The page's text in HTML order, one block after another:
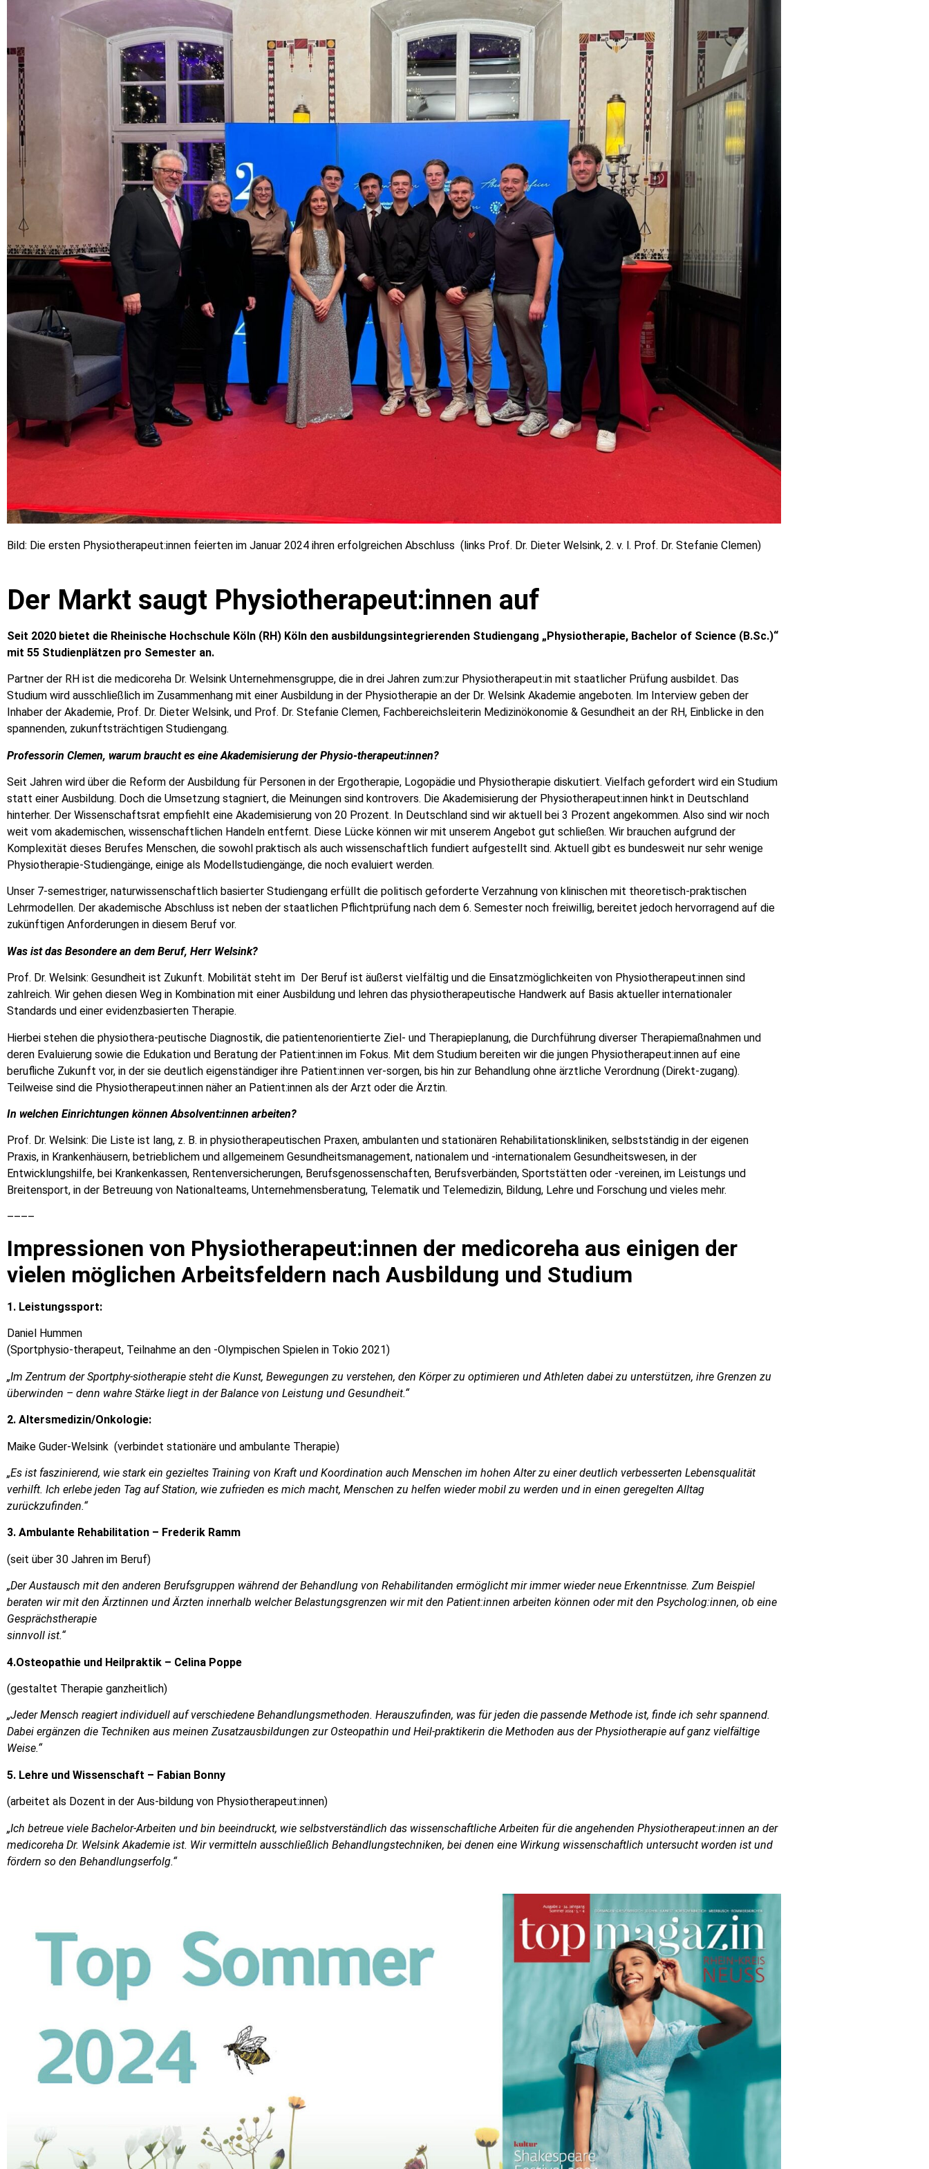
Bild: Die ersten Physiotherapeut:innen feierten im Januar 2024 ihren erfolgreichen Abschluss (links Prof. Dr. Dieter Welsink, 2. v. l. Prof. Dr. Stefanie Clemen)
Der Markt saugt Physiotherapeut:innen auf
Seit 2020 bietet die Rheinische Hochschule Köln (RH) Köln den ausbildungsintegrierenden Studiengang „Physiotherapie, Bachelor of Science (B.Sc.)“
mit 55 Studienplätzen pro Semester an.
Partner der RH ist die medicoreha Dr. Welsink Unternehmensgruppe, die in drei Jahren zum:zur Physiotherapeut:in mit staatlicher Prüfung ausbildet. Das
Studium wird ausschließlich im Zusammenhang mit einer Ausbildung in der Physiotherapie an der Dr. Welsink Akademie angeboten. Im Interview geben der
Inhaber der Akademie, Prof. Dr. Dieter Welsink, und Prof. Dr. Stefanie Clemen, Fachbereichsleiterin Medizinökonomie & Gesundheit an der RH, Einblicke in den
spannenden, zukunftsträchtigen Studiengang.
Professorin Clemen, warum braucht es eine Akademisierung der Physio-therapeut:innen?
Seit Jahren wird über die Reform der Ausbildung für Personen in der Ergotherapie, Logopädie und Physiotherapie diskutiert. Vielfach gefordert wird ein Studium
statt einer Ausbildung. Doch die Umsetzung stagniert, die Meinungen sind kontrovers. Die Akademisierung der Physiotherapeut:innen hinkt in Deutschland
hinterher. Der Wissenschaftsrat empfiehlt eine Akademisierung von 20 Prozent. In Deutschland sind wir aktuell bei 3 Prozent angekommen. Also sind wir noch
weit vom akademischen, wissenschaftlichen Handeln entfernt. Diese Lücke können wir mit unserem Angebot gut schließen. Wir brauchen aufgrund der
Komplexität dieses Berufes Menschen, die sowohl praktisch als auch wissenschaftlich fundiert aufgestellt sind. Aktuell gibt es bundesweit nur sehr wenige
Physiotherapie-Studiengänge, einige als Modellstudiengänge, die noch evaluiert werden.
Unser 7-semestriger, naturwissenschaftlich basierter Studiengang erfüllt die politisch geforderte Verzahnung von klinischen mit theoretisch-praktischen
Lehrmodellen. Der akademische Abschluss ist neben der staatlichen Pflichtprüfung nach dem 6. Semester noch freiwillig, bereitet jedoch hervorragend auf die
zukünftigen Anforderungen in diesem Beruf vor.
Was ist das Besondere an dem Beruf, Herr Welsink?
Prof. Dr. Welsink: Gesundheit ist Zukunft. Mobilität steht im Der Beruf ist äußerst vielfältig und die Einsatzmöglichkeiten von Physiotherapeut:innen sind
zahlreich. Wir gehen diesen Weg in Kombination mit einer Ausbildung und lehren das physiotherapeutische Handwerk auf Basis aktueller internationaler
Standards und einer evidenzbasierten Therapie.
Hierbei stehen die physiothera-peutische Diagnostik, die patientenorientierte Ziel- und Therapieplanung, die Durchführung diverser Therapiemaßnahmen und
deren Evaluierung sowie die Edukation und Beratung der Patient:innen im Fokus. Mit dem Studium bereiten wir die jungen Physiotherapeut:innen auf eine
berufliche Zukunft vor, in der sie deutlich eigenständiger ihre Patient:innen ver-sorgen, bis hin zur Behandlung ohne ärztliche Verordnung (Direkt-zugang).
Teilweise sind die Physiotherapeut:innen näher an Patient:innen als der Arzt oder die Ärztin.
In welchen Einrichtungen können Absolvent:innen arbeiten?
Prof. Dr. Welsink: Die Liste ist lang, z. B. in physiotherapeutischen Praxen, ambulanten und stationären Rehabilitationskliniken, selbstständig in der eigenen
Praxis, in Krankenhäusern, betrieblichem und allgemeinem Gesundheitsmanagement, nationalem und -internationalem Gesundheitswesen, in der
Entwicklungshilfe, bei Krankenkassen, Rentenversicherungen, Berufsgenossenschaften, Berufsverbänden, Sportstätten oder -vereinen, im Leistungs und
Breitensport, in der Betreuung von Nationalteams, Unternehmensberatung, Telematik und Telemedizin, Bildung, Lehre und Forschung und vieles mehr.
––––
Impressionen von Physiotherapeut:innen der medicoreha aus einigen der
vielen möglichen Arbeitsfeldern nach Ausbildung und Studium
1. Leistungssport:
Daniel Hummen
(Sportphysio-therapeut, Teilnahme an den -Olympischen Spielen in Tokio 2021)
„Im Zentrum der Sportphy-siotherapie steht die Kunst, Bewegungen zu verstehen, den Körper zu optimieren und Athleten dabei zu unterstützen, ihre Grenzen zu
überwinden – denn wahre Stärke liegt in der Balance von Leistung und Gesundheit.“
2. Altersmedizin/Onkologie:
Maike Guder-Welsink (verbindet stationäre und ambulante Therapie)
„Es ist faszinierend, wie stark ein gezieltes Training von Kraft und Koordination auch Menschen im hohen Alter zu einer deutlich verbesserten Lebensqualität
verhilft. Ich erlebe jeden Tag auf Station, wie zufrieden es mich macht, Menschen zu helfen wieder mobil zu werden und in einen geregelten Alltag
zurückzufinden.“
3. Ambulante Rehabilitation – Frederik Ramm
(seit über 30 Jahren im Beruf)
„Der Austausch mit den anderen Berufsgruppen während der Behandlung von Rehabilitanden ermöglicht mir immer wieder neue Erkenntnisse. Zum Beispiel
beraten wir mit den Ärztinnen und Ärzten innerhalb welcher Belastungsgrenzen wir mit den Patient:innen arbeiten können oder mit den Psycholog:innen, ob eine
Gesprächstherapie
sinnvoll ist.“
4.Osteopathie und Heilpraktik – Celina Poppe
(gestaltet Therapie ganzheitlich)
„Jeder Mensch reagiert individuell auf verschiedene Behandlungsmethoden. Herauszufinden, was für jeden die passende Methode ist, finde ich sehr spannend.
Dabei ergänzen die Techniken aus meinen Zusatzausbildungen zur Osteopathin und Heil-praktikerin die Methoden aus der Physiotherapie auf ganz vielfältige
Weise.“
5. Lehre und Wissenschaft – Fabian Bonny
(arbeitet als Dozent in der Aus-bildung von Physiotherapeut:innen)
„Ich betreue viele Bachelor-Arbeiten und bin beeindruckt, wie selbstverständlich das wissenschaftliche Arbeiten für die angehenden Physiotherapeut:innen an der
medicoreha Dr. Welsink Akademie ist. Wir vermitteln ausschließlich Behandlungstechniken, bei denen eine Wirkung wissenschaftlich untersucht worden ist und
fördern so den Behandlungserfolg.“